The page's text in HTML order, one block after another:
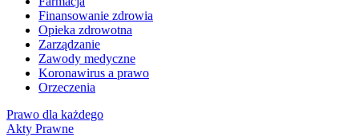
Finansowanie zdrowia
Opieka zdrowotna
Zarządzanie
Zawody medyczne
Koronawirus a prawo
Orzeczenia
Prawo dla każdego
Akty Prawne